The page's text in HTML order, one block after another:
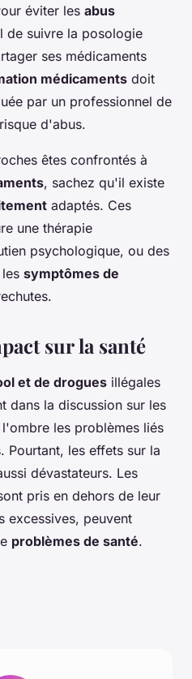
éviter les abus
de suivre la posologie
ses médicaments
médicaments doit
par un professionnel de
d'abus.
êtes confrontés à
, sachez qu'il existe
adaptés. Ces
une thérapie
psychologique, ou des
symptômes de
sur la santé
et de drogues illégales
dans la discussion sur les
les problèmes liés
Pourtant, les effets sur la
dévastateurs. Les
pris en dehors de leur
excessives, peuvent
problèmes de santé.